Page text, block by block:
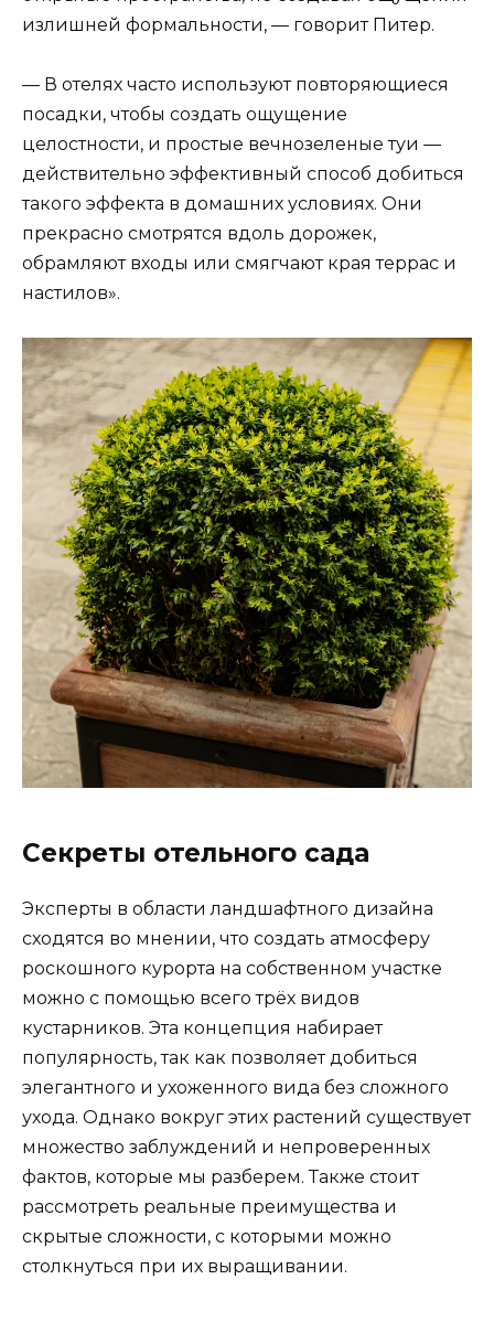
излишней формальности, — говорит Питер.
— В отелях часто используют повторяющиеся
посадки, чтобы создать ощущение
целостности, и простые вечнозеленые туи —
действительно эффективный способ добиться
такого эффекта в домашних условиях. Они
прекрасно смотрятся вдоль дорожек,
обрамляют входы или смягчают края террас и
настилов».
Секреты отельного сада
Эксперты в области ландшафтного дизайна
сходятся во мнении, что создать атмосферу
роскошного курорта на собственном участке
можно с помощью всего трёх видов
кустарников. Эта концепция набирает
популярность, так как позволяет добиться
элегантного и ухоженного вида без сложного
ухода. Однако вокруг этих растений существует
множество заблуждений и непроверенных
фактов, которые мы разберем. Также стоит
рассмотреть реальные преимущества и
скрытые сложности, с которыми можно
столкнуться при их выращивании.